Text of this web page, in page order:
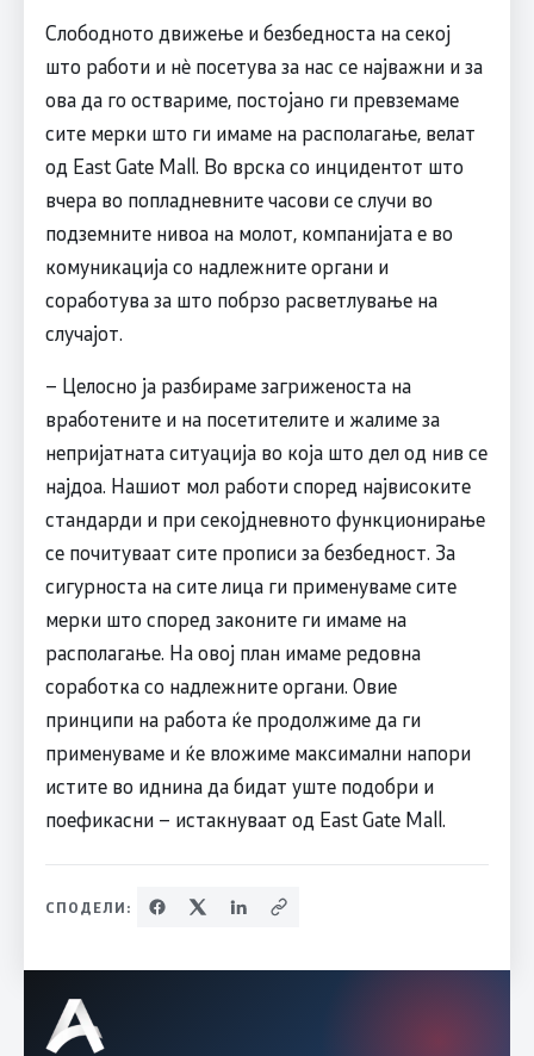
Слободното движење и безбедноста на секој
што работи и нè посетува за нас се најважни и за
ова да го оствариме, постојано ги превземаме
сите мерки што ги имаме на располагање, велат
од East Gate Mall. Во врска со инцидентот што
вчера во попладневните часови се случи во
подземните нивоа на молот, компанијата е во
комуникација со надлежните органи и
соработува за што побрзо расветлување на
случајот.
– Целосно ја разбираме загриженоста на
вработените и на посетителите и жалиме за
непријатната ситуација во која што дел од нив се
најдоа. Нашиот мол работи според највисоките
стандарди и при секојдневното функционирање
се почитуваат сите прописи за безбедност. За
сигурноста на сите лица ги применуваме сите
мерки што според законите ги имаме на
располагање. На овој план имаме редовна
соработка со надлежните органи. Овие
принципи на работа ќе продолжиме да ги
применуваме и ќе вложиме максимални напори
истите во иднина да бидат уште подобри и
поефикасни – истакнуваат од East Gate Mall.
СПОДЕЛИ: